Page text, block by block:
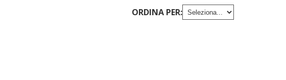
ORDINA PER: